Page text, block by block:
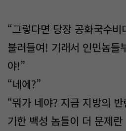
“그렇다면 당장 공화국수비
불러들여! 기래서 인민놈들
야!”
“네에?”
“뭐가 네야? 지금 지방의
기한 백성 놈들이 더 문제